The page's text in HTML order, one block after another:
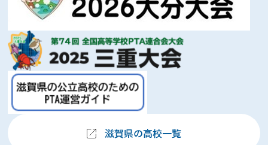
滋賀県の高校一覧